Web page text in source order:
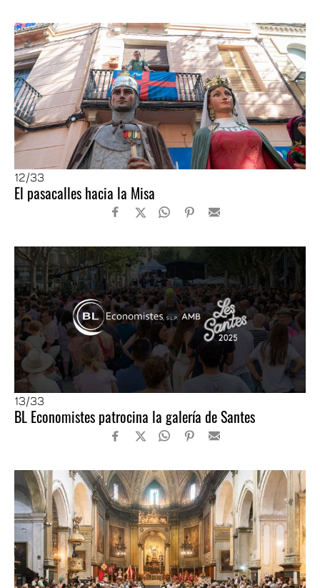
12/33
El pasacalles hacia la Misa
13/33
BL Economistes patrocina la galería de Santes